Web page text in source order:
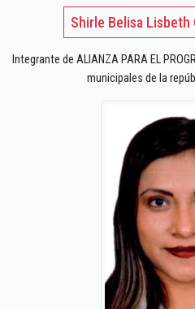
Shirle Belisa
Integrante de ALIANZA PARA EL
municipales de la